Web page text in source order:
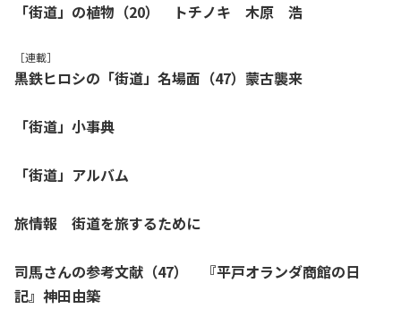
「街道」の植物（20） トチノキ 木原 浩
［連載］
黒鉄ヒロシの「街道」名場面（47）蒙古襲来
「街道」小事典
「街道」アルバム
旅情報 街道を旅するために
司馬さんの参考文献（47） 『平戸オランダ商館の日
記』神田由築